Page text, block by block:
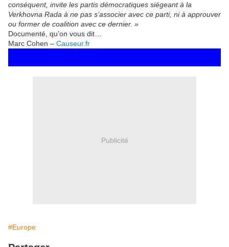
conséquent, invite les partis démocratiques siégeant à la
Verkhovna Rada à ne pas s’associer avec ce parti, ni à approuver
ou former de coalition avec ce dernier. »
Documenté, qu’on vous dit…
Marc Cohen – Causeur.fr
Publicité
#Europe